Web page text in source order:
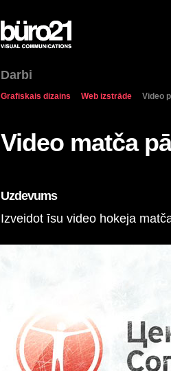
Darbi
Grafiskais dizains Web izstrāde Video
Video matča
Uzdevums
Izveidot īsu video hokeja